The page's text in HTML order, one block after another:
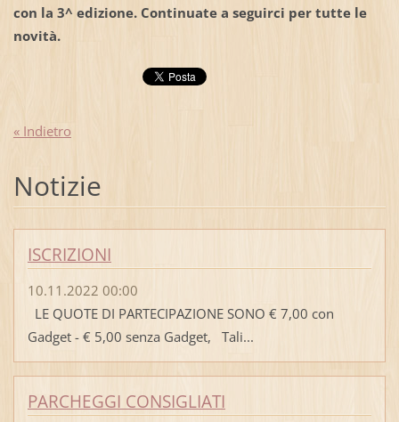
con la 3^ edizione. Continuate a seguirci per tutte le
novità.
« Indietro
Notizie
ISCRIZIONI
10.11.2022 00:00
LE QUOTE DI PARTECIPAZIONE SONO € 7,00 con
Gadget - € 5,00 senza Gadget, Tali...
PARCHEGGI CONSIGLIATI